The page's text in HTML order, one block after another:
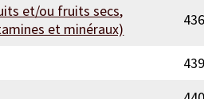
et/ou fruits secs,
et minéraux)
436
439